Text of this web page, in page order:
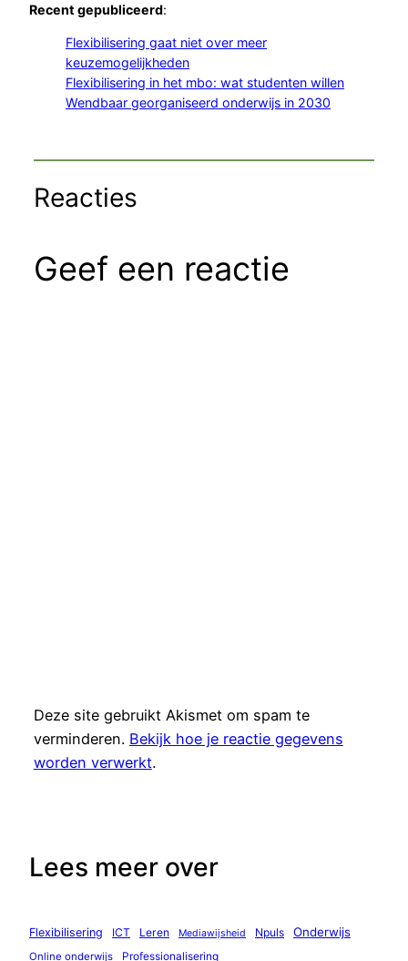
Recent gepubliceerd:
Flexibilisering gaat niet over meer
keuzemogelijkheden
Flexibilisering in het mbo: wat studenten willen
Wendbaar georganiseerd onderwijs in 2030
Reacties
Geef een reactie
Deze site gebruikt Akismet om spam te
verminderen. Bekijk hoe je reactie gegevens
worden verwerkt.
Lees meer over
Flexibilisering ICT Leren Mediawijsheid Npuls Onderwijs
Online onderwijs Professionalisering